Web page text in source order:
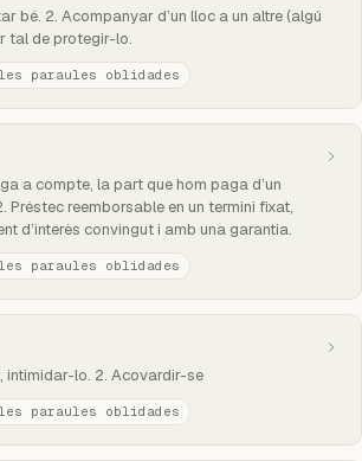
bé. 2. Acompanyar d’un lloc a un altre (algú
tal de protegir-lo.
paraules oblidades
a compte, la part que hom paga d’un
Préstec reemborsable en un termini fixat,
d’interès convingut i amb una garantia.
paraules oblidades
intimidar-lo. 2. Acovardir-se
paraules oblidades